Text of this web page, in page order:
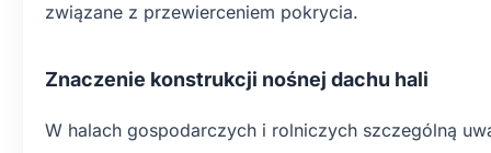
związane z przewierceniem pokrycia.
Znaczenie konstrukcji nośnej dachu hali
W halach gospodarczych i rolniczych szczególną